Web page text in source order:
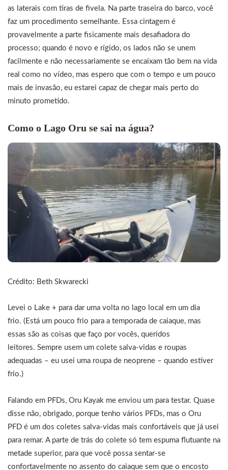
as laterais com tiras de fivela. Na parte traseira do barco, você
faz um procedimento semelhante. Essa cintagem é
provavelmente a parte fisicamente mais desafiadora do
processo; quando é novo e rígido, os lados não se unem
facilmente e não necessariamente se encaixam tão bem na vida
real como no vídeo, mas espero que com o tempo e um pouco
mais de invasão, eu estarei capaz de chegar mais perto do
minuto prometido.
Como o Lago Oru se sai na água?
Crédito: Beth Skwarecki
Levei o Lake + para dar uma volta no lago local em um dia
frio. (Está um pouco frio para a temporada de caiaque, mas
essas são as coisas que faço por vocês, queridos
leitores. Sempre usem um colete salva-vidas e roupas
adequadas – eu usei uma roupa de neoprene – quando estiver
frio.)
Falando em PFDs, Oru Kayak me enviou um para testar. Quase
disse não, obrigado, porque tenho vários PFDs, mas o Oru
PFD é um dos coletes salva-vidas mais confortáveis ​​que já usei
para remar. A parte de trás do colete só tem espuma flutuante na
metade superior, para que você possa sentar-se
confortavelmente no assento do caiaque sem que o encosto